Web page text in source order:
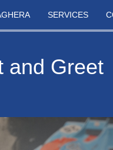
SERVICES
and Greet